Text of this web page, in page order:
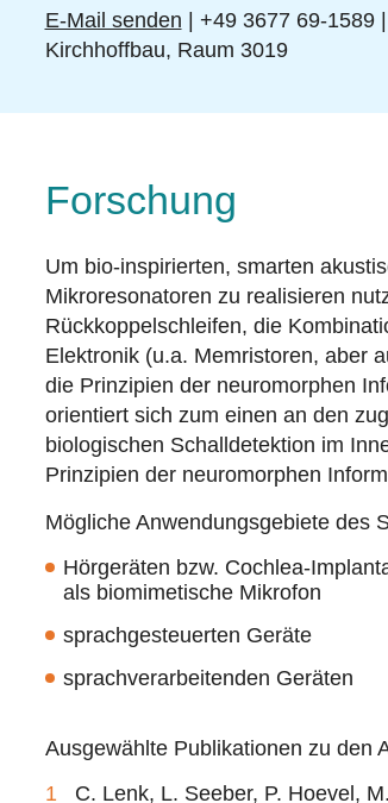
E-Mail senden | +49 3677 69-1589
​​​​​​Kirchhoffbau, Raum 3019
Forschung
Um bio-inspirierten, smarten
Mikroresonatoren zu realisieren
Rückkoppelschleifen, die
Elektronik (u.a. Memristoren, aber
die Prinzipien der neuromorphen
orientiert sich zum einen an den
biologischen Schalldetektion im
Prinzipien der neuromorphen
Mögliche Anwendungsgebiete des
Hörgeräten bzw. Cochlea-
als biomimetische Mikrofon
sprachgesteuerten Geräte
sprachverarbeitenden Geräten
Ausgewählte Publikationen zu den
C. Lenk, L. Seeber, P. Hoevel,